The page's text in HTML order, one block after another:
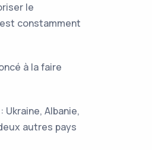
le
constamment
à la faire
Albanie,
autres pays